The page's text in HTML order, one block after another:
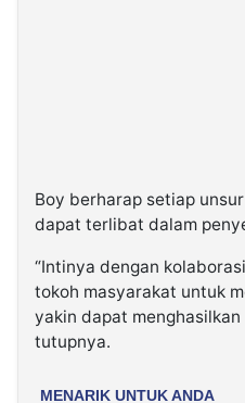
Boy berharap setiap
dapat terlibat dalam
“Intinya dengan
tokoh masyarakat untuk
yakin dapat
tutupnya.